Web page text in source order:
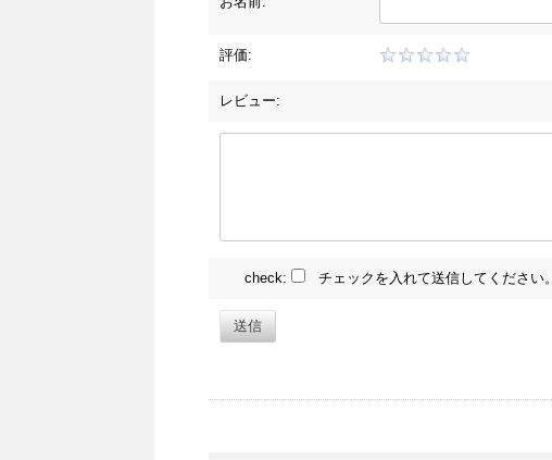
評価:
レビュー:
check: チェックを入れて送信してください。
送信